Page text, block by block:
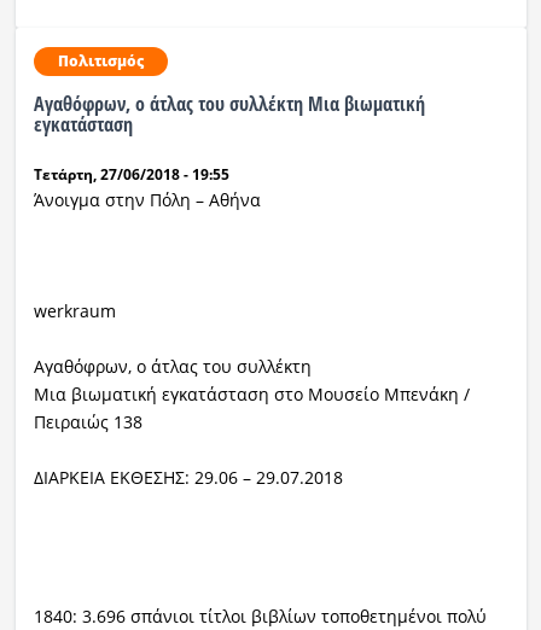
Πολιτισμός
Αγαθόφρων, ο άτλας του συλλέκτη Μια βιωματική
εγκατάσταση
Τετάρτη, 27/06/2018 - 19:55
Άνοιγμα στην Πόλη – Αθήνα
werkraum
Αγαθόφρων, ο άτλας του συλλέκτη
Μια βιωματική εγκατάσταση στο Μουσείο Μπενάκη /
Πειραιώς 138
ΔΙΑΡΚΕΙΑ ΕΚΘΕΣΗΣ: 29.06 – 29.07.2018
1840: 3.696 σπάνιοι τίτλοι βιβλίων τοποθετημένοι πολύ